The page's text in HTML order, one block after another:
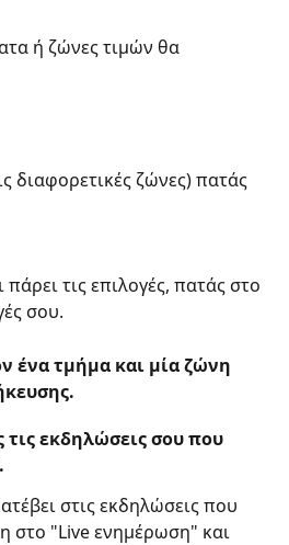
ή ζώνες τιμών θα
διαφορετικές ζώνες) πατάς
τις επιλογές, πατάς στο
σου.
ένα τμήμα και μία ζώνη
τις εκδηλώσεις σου που
.
στις εκδηλώσεις που
στο "Live ενημέρωση" και